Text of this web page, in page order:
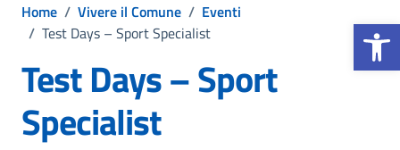
Apri la
Home / Vivere il Comune / Eventi
/ Test Days – Sport Specialist
Test Days – Sport
Specialist